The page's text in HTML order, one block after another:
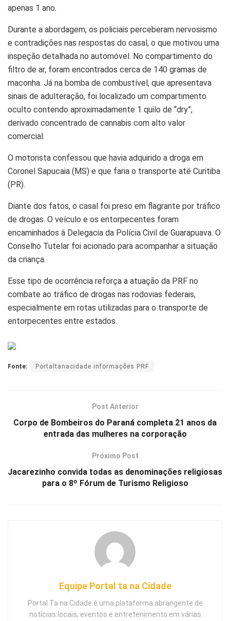
apenas 1 ano.
Durante a abordagem, os policiais perceberam nervosismo
e contradições nas respostas do casal, o que motivou uma
inspeção detalhada no automóvel. No compartimento do
filtro de ar, foram encontrados cerca de 140 gramas de
maconha. Já na bomba de combustível, que apresentava
sinais de adulteração, foi localizado um compartimento
oculto contendo aproximadamente 1 quilo de “dry”,
derivado concentrado de cannabis com alto valor
comercial.
O motorista confessou que havia adquirido a droga em
Coronel Sapucaia (MS) e que faria o transporte até Curitiba
(PR).
Diante dos fatos, o casal foi preso em flagrante por tráfico
de drogas. O veículo e os entorpecentes foram
encaminhados à Delegacia da Polícia Civil de Guarapuava. O
Conselho Tutelar foi acionado para acompanhar a situação
da criança.
Esse tipo de ocorrência reforça a atuação da PRF no
combate ao tráfico de drogas nas rodovias federais,
especialmente em rotas utilizadas para o transporte de
entorpecentes entre estados.
Fonte: Portaltanacidade informações PRF
Post Anterior
Corpo de Bombeiros do Paraná completa 21 anos da
entrada das mulheres na corporação
Próximo Post
Jacarezinho convida todas as denominações religiosas
para o 8º Fórum de Turismo Religioso
Equipe Portal ta na Cidade
Portal Ta na Cidade é uma plataforma abrangente de
notícias locais, eventos e entretenimento em várias